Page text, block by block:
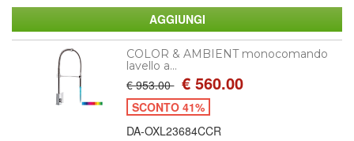
COLOR & AMBIENT monocomando
lavello a...
€ 953.00 € 560.00
SCONTO 41%
DA-OXL23684CCR